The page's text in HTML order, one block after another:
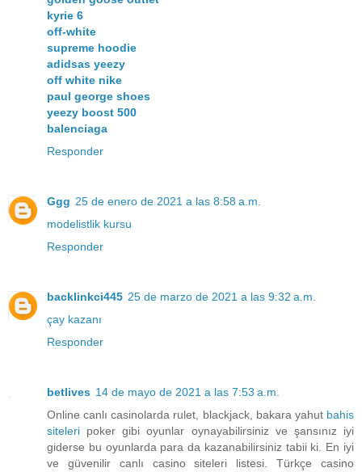
kyrie 6
off-white
supreme hoodie
adidsas yeezy
off white nike
paul george shoes
yeezy boost 500
balenciaga
Responder
Ggg 25 de enero de 2021 a las 8:58 a.m.
modelistlik kursu
Responder
backlinkci445 25 de marzo de 2021 a las 9:32 a.m.
çay kazanı
Responder
betlives 14 de mayo de 2021 a las 7:53 a.m.
Online canlı casinolarda rulet, blackjack, bakara yahut bahis
siteleri poker gibi oyunlar oynayabilirsiniz ve şansınız iyi
giderse bu oyunlarda para da kazanabilirsiniz tabii ki. En iyi
ve güvenilir canlı casino siteleri listesi. Türkçe casino